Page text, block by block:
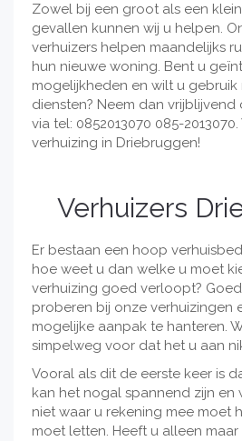
Zowel bij een groot als een
gevallen kunnen wij u helpen.
verhuizers helpen maandelijks
hun nieuwe woning. Bent u
mogelijkheden en wilt u gebruik
diensten? Neem dan
via tel: 0852013070 085-
verhuizing in Driebruggen!
Verhuizers
Er bestaan een hoop
hoe weet u dan welke u moet
verhuizing goed verloopt?
proberen bij onze verhuizingen
mogelijke aanpak te hanteren.
simpelweg voor dat het u aan
Vooral als dit de eerste keer is
kan het nogal spannend zijn en
niet waar u rekening mee moet
moet letten. Heeft u alleen